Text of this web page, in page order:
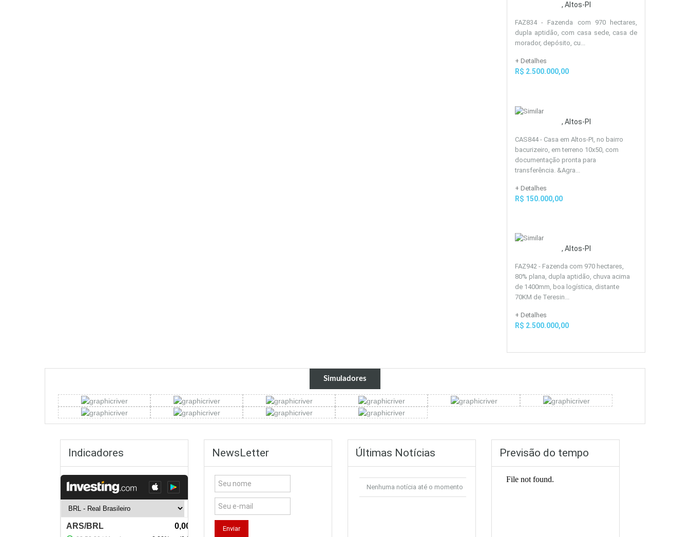
, Altos-PI
FAZ834 - Fazenda com 970 hectares,
dupla aptidão, com casa sede, casa de
morador, depósito, cu...
+ Detalhes
R$ 2.500.000,00
, Altos-PI
CAS844 - Casa em Altos-PI, no bairro
bacurizeiro, em terreno 10x50, com
documentação pronta para
transferência. &Agra...
+ Detalhes
R$ 150.000,00
, Altos-PI
FAZ942 - Fazenda com 970 hectares,
80% plana, dupla aptidão, chuva acima
de 1400mm, boa logística, distante
70KM de Teresin...
+ Detalhes
R$ 2.500.000,00
Simuladores
Indicadores NewsLetter Últimas Notícias
Nenhuma notícia até o momento
Previsão do tempo